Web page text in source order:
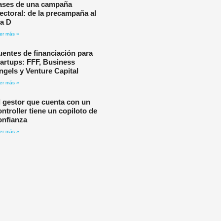
de una campaña
de la precampaña al
D
más »
de financiación para
FFF, Business
y Venture Capital
más »
gestor que cuenta con un
tiene un copiloto de
más »